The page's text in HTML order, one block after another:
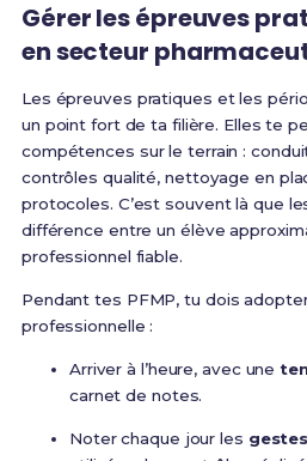
Gérer les épreuves
en secteur
Les épreuves pratiques et les
un point fort de ta filière. Elles te
compétences sur le terrain :
contrôles qualité, nettoyage en
protocoles. C’est souvent là que
différence entre un élève
professionnel fiable.
Pendant tes PFMP, tu dois
professionnelle :
Arriver à l’heure, avec une
carnet de notes.
Noter chaque jour les